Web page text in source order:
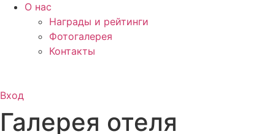
О нас
Награды и рейтинги
Фотогалерея
Контакты
Вход
Галерея отеля